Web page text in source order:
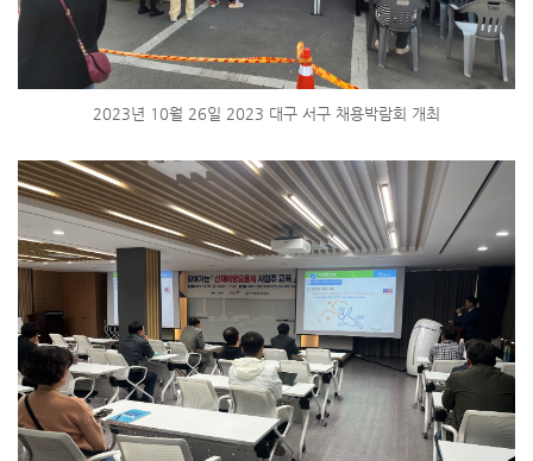
2023년 10월 26일 2023 대구 서구 채용박람회 개최